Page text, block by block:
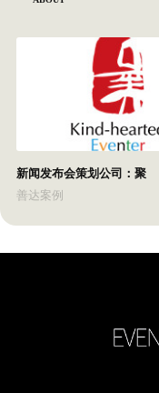
新闻发布会策划公司：聚
善达案例